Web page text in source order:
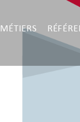
MÉTIERS